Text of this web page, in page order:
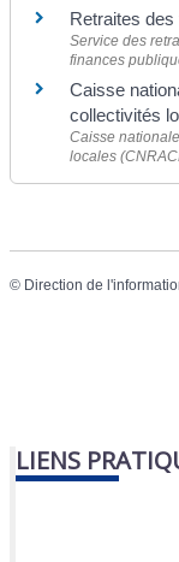
Retraites
Service des
finances
Caisse
collectivités
Caisse
locales
© Direction de
LIENS